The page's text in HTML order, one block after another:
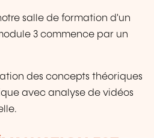
salle de formation d'un
3 commence par un
des concepts théoriques
avec analyse de vidéos